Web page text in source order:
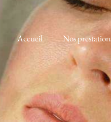
Accueil Nos